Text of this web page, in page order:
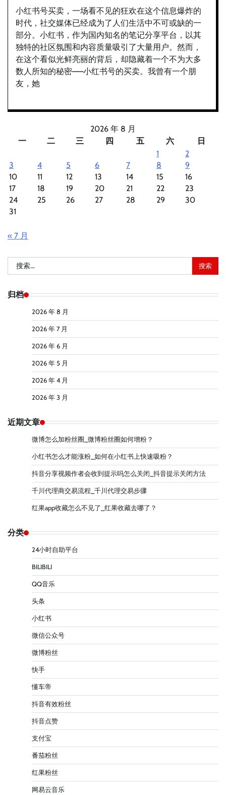
小红书号买卖，一场看不见的狂欢在这个信息爆炸的
时代，社交媒体已经成为了人们生活中不可或缺的一
部分。小红书，作为国内知名的笔记分享平台，以其
独特的社区氛围和内容质量吸引了大量用户。然而，
在这个看似光鲜亮丽的背后，却隐藏着一个不为大多
数人所知的秘密——小红书号的买卖。我曾有一个朋
友，她
2026 年 8 月
一
二 三 四 五 六
日
1
2
3
4 5 6 7 8
9
10
11 12 13 14 15
16
17
18 19 20 21 22
23
24
25 26 27 28 29
30
31
« 7 月
索：
归档
2026 年 8 月
2026 年 7 月
2026 年 6 月
2026 年 5 月
2026 年 4 月
2026 年 3 月
近期文章
微博怎么加粉丝圈_微博粉丝圈如何增粉？
小红书怎么才能涨粉_如何在小红书上快速吸粉？
抖音分享视频作者会收到提示吗怎么关闭_抖音提示关闭方法
千川代理商交易流程_千川代理交易步骤
红果app收藏怎么不见了_红果收藏去哪了？
分类
24小时自助平台
BILIBILI
QQ音乐
头条
小红书
微信公众号
微博粉丝
快手
懂车帝
抖音有效粉丝
抖音点赞
支付宝
番茄粉丝
红果粉丝
网易云音乐